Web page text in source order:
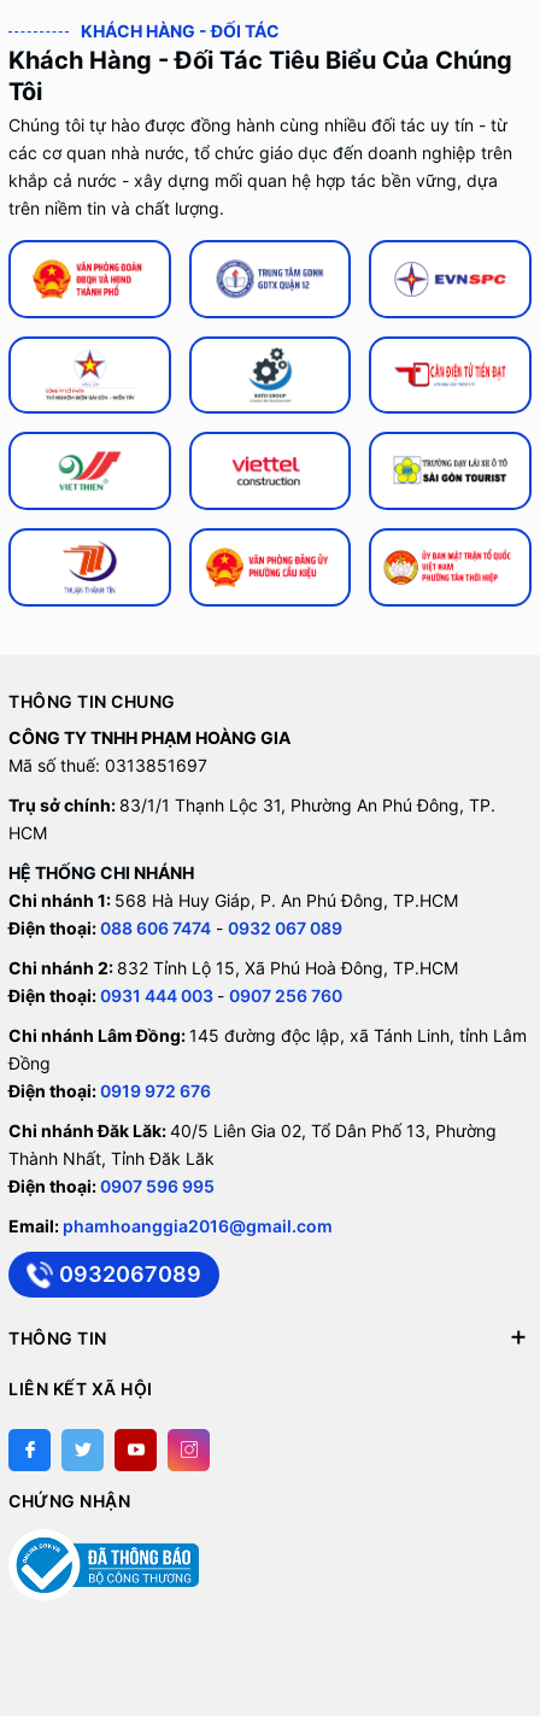
KHÁCH HÀNG - ĐỐI TÁC
Khách Hàng - Đối Tác Tiêu Biểu Của Chúng
Tôi
Chúng tôi tự hào được đồng hành cùng nhiều đối tác uy tín - từ
các cơ quan nhà nước, tổ chức giáo dục đến doanh nghiệp trên
khắp cả nước - xây dựng mối quan hệ hợp tác bền vững, dựa
trên niềm tin và chất lượng.
THÔNG TIN CHUNG
CÔNG TY TNHH PHẠM HOÀNG GIA
Mã số thuế: 0313851697
Trụ sở chính: 83/1/1 Thạnh Lộc 31, Phường An Phú Đông, TP.
HCM
HỆ THỐNG CHI NHÁNH
Chi nhánh 1: 568 Hà Huy Giáp, P. An Phú Đông, TP.HCM
Điện thoại:088 606 7474 - 0932 067 089
Chi nhánh 2: 832 Tỉnh Lộ 15, Xã Phú Hoà Đông, TP.HCM
Điện thoại:0931 444 003 - 0907 256 760
Chi nhánh Lâm Đồng:145 đường độc lập, xã Tánh Linh, tỉnh Lâm
Đồng
Điện thoại:0919 972 676
Chi nhánh Đăk Lăk:40/5 Liên Gia 02, Tổ Dân Phố 13, Phường
Thành Nhất, Tỉnh Đăk Lăk
Điện thoại:0907 596 995
Email: phamhoanggia2016@gmail.com
0932067089
THÔNG TIN
LIÊN KẾT XÃ HỘI
CHỨNG NHẬN